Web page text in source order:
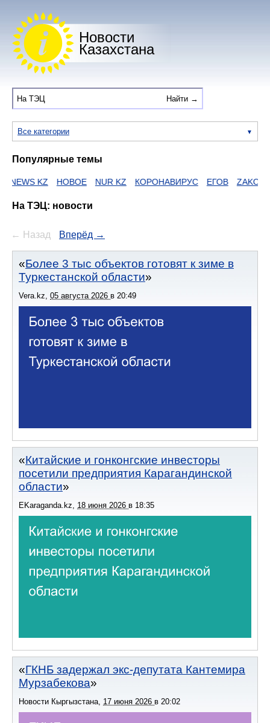
Новости
Казахстана
Все категории
Популярные темы
KZ НОВОЕ NUR KZ КОРОНАВИРУС ЕГОВ ZAKON HTTPS
На ТЭЦ: новости
← Назад Вперёд →
Более 3 тыс объектов готовят к зиме в
Туркестанской области
Vera.kz, 05 августа 2026 в 20:49
Китайские и гонконгские инвесторы
посетили предприятия Карагандинской
области
EKaraganda.kz 18 июня 2026 в 18:35
ГКНБ задержал экс-депутата Кантемира
Мурзабекова
Новости Кыргызстана 17 июня 2026 в 20:02